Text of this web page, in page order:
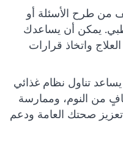
من طرح الأسئلة أو
يمكن أن يساعدك
واتخاذ قرارات
تناول نظام غذائي
النوم، وممارسة
تعزيز صحتك العامة ودعم